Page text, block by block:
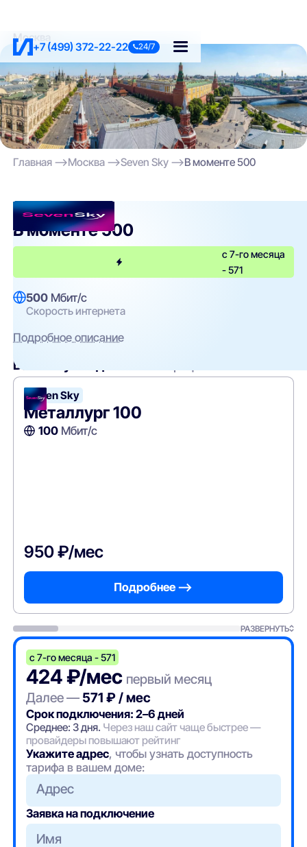
+7 (499) 372-22-22 24/7
Москва
Главная Москва Seven Sky В моменте 500
Seven Sky
В моменте 500
с 7-го месяца
- 571
500 Мбит/с
Скорость интернета
Подробное описание
Вам могут подойти
Seven Sky
Металлург 100
100Мбит/с
950 ₽/мес
Подробнее —>
РАЗВЕРНУТЬ
с 7-го месяца - 571
424 ₽/мес первый месяц
Далее — 571 ₽ / мес
Срок подключения: 2–6 дней
Среднее: 3 дня. Через наш сайт чаще быстрее —
провайдеры повышают рейтинг
Укажите адрес, чтобы узнать доступность
тарифа в вашем доме:
Адрес
Заявка на подключение